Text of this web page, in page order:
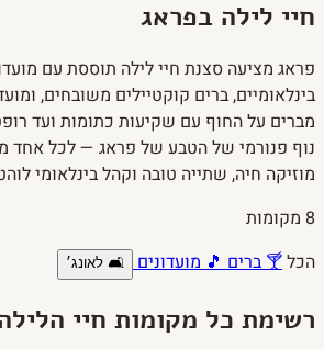
חיי לילה בפראג
פראג מציעה סצנת חיי לילה תוססת עם
בינלאומיים, ברים קוקטיילים משובחים,
מברים על החוף עם שקיעות כתומות ועד
נוף פנורמי של הטבע של פראג — לכל אחד
מוזיקה חיה, שתייה טובה וקהל בינלאומי
8 מקומות
הכל🍸 ברים🎵 מועדונים 🛋️ לאונג׳
רשימת כל מקומות חיי